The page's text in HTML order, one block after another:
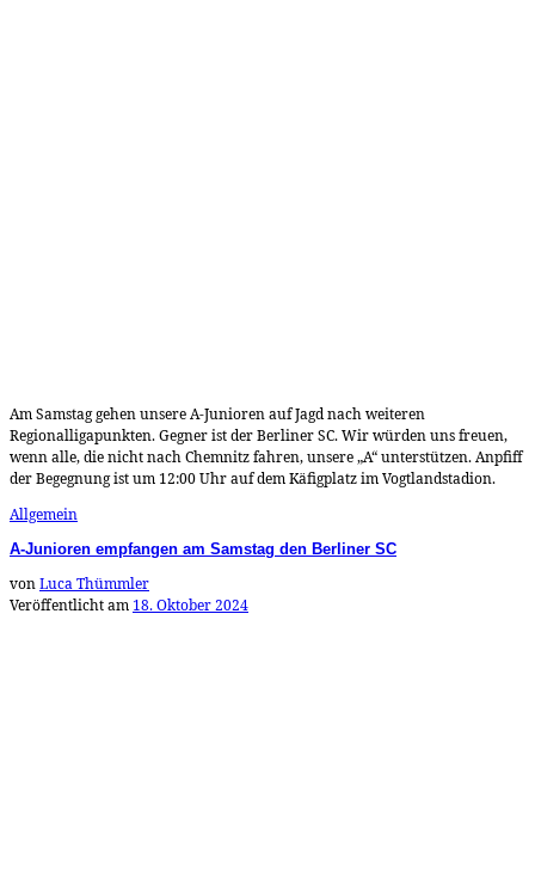
Am Samstag gehen unsere A-Junioren auf Jagd nach weiteren
Regionalligapunkten. Gegner ist der Berliner SC. Wir würden uns freuen,
wenn alle, die nicht nach Chemnitz fahren, unsere „A“ unterstützen. Anpfiff
der Begegnung ist um 12:00 Uhr auf dem Käfigplatz im Vogtlandstadion.
Allgemein
A-Junioren empfangen am Samstag den Berliner SC
vonLuca Thümmler
Veröffentlicht am 18. Oktober 2024